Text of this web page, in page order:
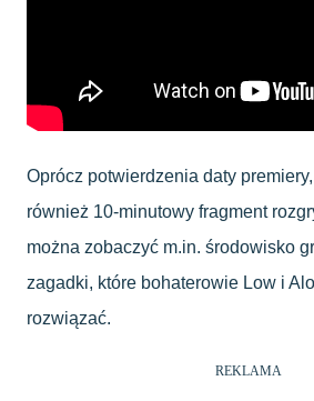
Oprócz potwierdzenia daty
również 10-minutowy fragment
można zobaczyć m.in. środowisko
zagadki, które bohaterowie Low i
rozwiązać.
REKLAMA